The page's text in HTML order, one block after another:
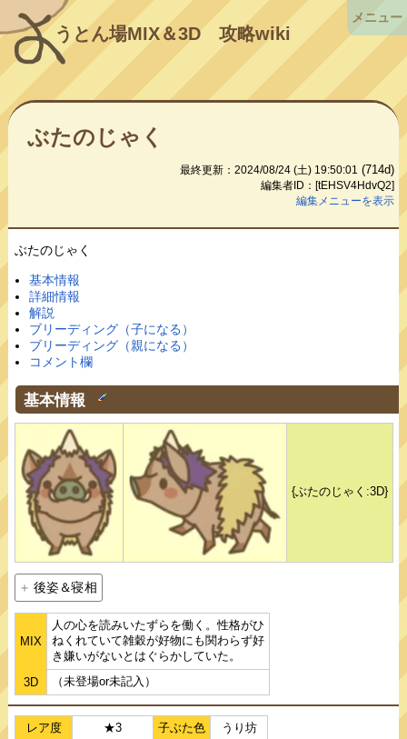
うとん場MIX＆3D攻略wiki
ぶたのじゃく
最終更新：2024/08/24 (土) 19:50:01 (714d)
編集者ID：[tEHSV4HdvQ2]
編集メニューを表示
ぶたのじゃく
基本情報
詳細情報
解説
ブリーディング（子になる）
ブリーディング（親になる）
コメント欄
基本情報 †
{ぶたのじゃく:3D}
後姿＆寝相
MIX
人の心を読みいたずらを働く。性格がひ
ねくれていて雑穀が好物にも関わらず好
き嫌いがないとはぐらかしていた。
3D
（未登場or未記入）
レア度 ★3 子ぶた色 うり坊
メニュー